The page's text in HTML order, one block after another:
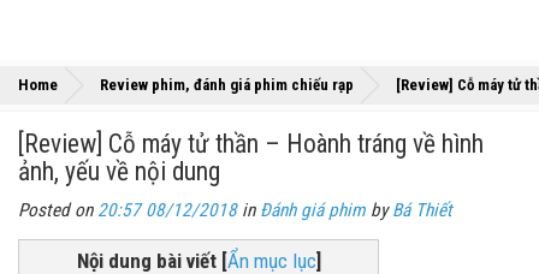
Home Review phim, đánh giá phim chiếu rạp [Review] Cỗ máy tử
[Review] Cỗ máy tử thần – Hoành tráng về hình
ảnh, yếu về nội dung
Posted on 20:57 08/12/2018in Đánh giá phim byBá Thiết
Nội dung bài viết[Ẩn mục lục]